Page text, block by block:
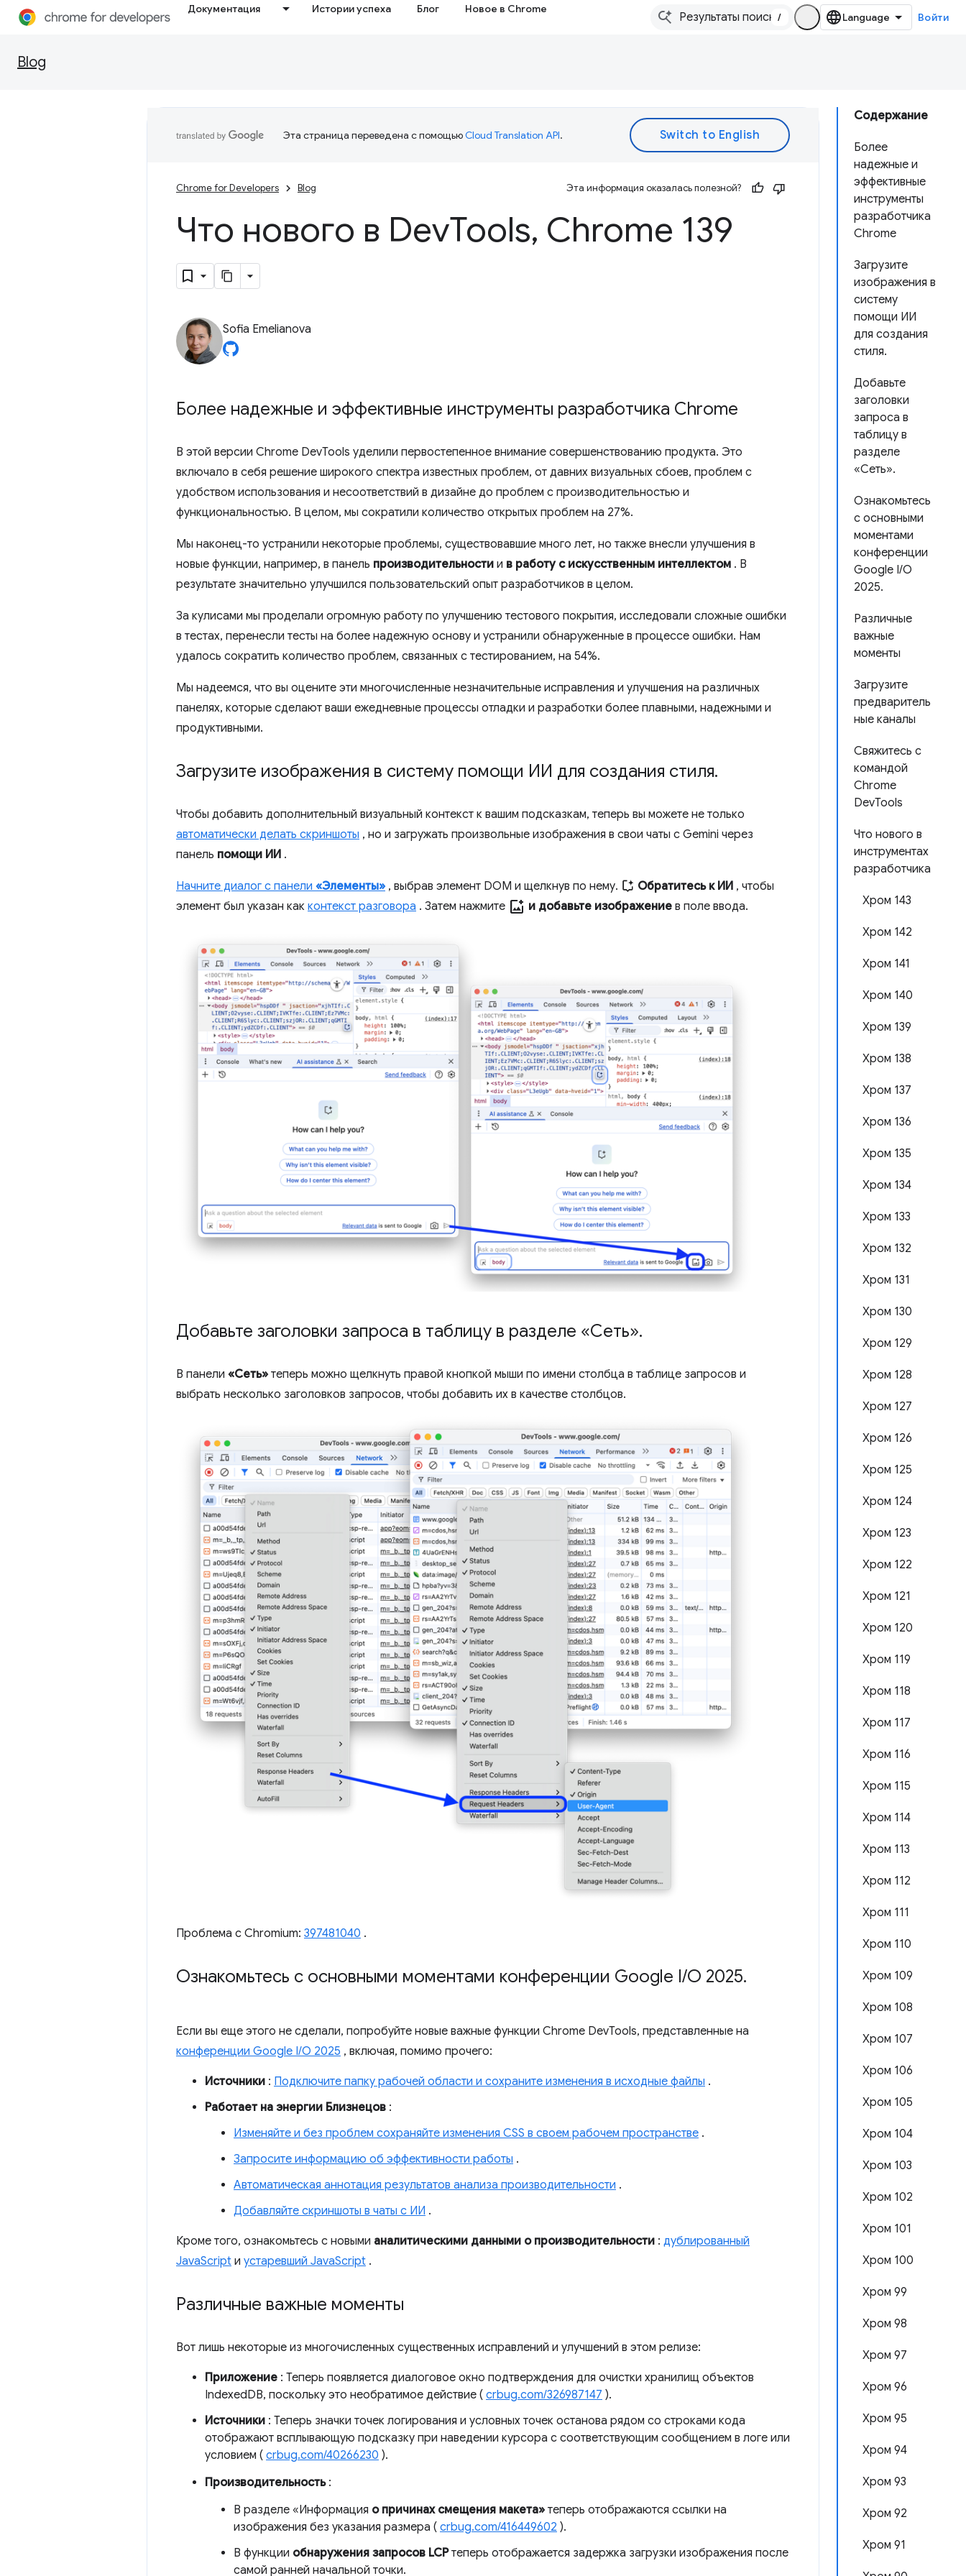
Документация Истории успеха Блог Новое в Chrome
/ Войти
Blog
Содержание
Более
надежные и
эффективные
инструменты
разработчика
Chrome
Загрузите
изображения в
систему
помощи ИИ
для создания
стиля.
Добавьте
заголовки
запроса в
таблицу в
разделе
«Сеть».
Ознакомьтесь
с основными
моментами
конференции
Google I/O
2025.
Различные
важные
моменты
Загрузите
предваритель
ные каналы
Свяжитесь с
командой
Chrome
DevTools
Что нового в
инструментах
разработчика
Хром 143
Хром 142
Хром 141
Хром 140
Хром 139
Хром 138
Хром 137
Хром 136
Хром 135
Хром 134
Хром 133
Хром 132
Хром 131
Хром 130
Хром 129
Хром 128
Хром 127
Хром 126
Хром 125
Хром 124
Хром 123
Хром 122
Хром 121
Хром 120
Хром 119
Хром 118
Хром 117
Хром 116
Хром 115
Хром 114
Хром 113
Хром 112
Хром 111
Хром 110
Хром 109
Хром 108
Хром 107
Хром 106
Хром 105
Хром 104
Хром 103
Хром 102
Хром 101
Хром 100
Хром 99
Хром 98
Хром 97
Хром 96
Хром 95
Хром 94
Хром 93
Хром 92
Хром 91
Эта страница переведена с помощьюCloud Translation API.
Chrome for Developers Blog Эта информация оказалась полезной?
Что нового в DevTools, Chrome 139
Sofia Emelianova
Более надежные и эффективные инструменты разработчика Chrome
В этой версии Chrome DevTools уделили первостепенное внимание совершенствованию продукта. Это
включало в себя решение широкого спектра известных проблем, от давних визуальных сбоев, проблем с
удобством использования и несоответствий в дизайне до проблем с производительностью и
функциональностью. В целом, мы сократили количество открытых проблем на 27%.
Мы наконец-то устранили некоторые проблемы, существовавшие много лет, но также внесли улучшения в
новые функции, например, в панель производительности и в работу с искусственным интеллектом . В
результате значительно улучшился пользовательский опыт разработчиков в целом.
За кулисами мы проделали огромную работу по улучшению тестового покрытия, исследовали сложные ошибки
в тестах, перенесли тесты на более надежную основу и устранили обнаруженные в процессе ошибки. Нам
удалось сократить количество проблем, связанных с тестированием, на 54%.
Мы надеемся, что вы оцените эти многочисленные незначительные исправления и улучшения на различных
панелях, которые сделают ваши ежедневные процессы отладки и разработки более плавными, надежными и
продуктивными.
Загрузите изображения в систему помощи ИИ для создания стиля.
Чтобы добавить дополнительный визуальный контекст к вашим подсказкам, теперь вы можете не только
автоматически делать скриншоты , но и загружать произвольные изображения в свои чаты с Gemini через
панель помощи ИИ .
Начните диалог с панели «Элементы» , выбрав элемент DOM и щелкнув по нему. Обратитесь к ИИ , чтобы
элемент был указан как контекст разговора . Затем нажмите add_photo_alternate и добавьте изображение в поле ввода.
Добавьте заголовки запроса в таблицу в разделе «Сеть».
В панели «Сеть» теперь можно щелкнуть правой кнопкой мыши по имени столбца в таблице запросов и
выбрать несколько заголовков запросов, чтобы добавить их в качестве столбцов.
Проблема с Chromium: 397481040 .
Ознакомьтесь с основными моментами конференции Google I/O 2025.
Если вы еще этого не сделали, попробуйте новые важные функции Chrome DevTools, представленные на
конференции Google I/O 2025 , включая, помимо прочего:
Источники : Подключите папку рабочей области и сохраните изменения в исходные файлы .
Работает на энергии Близнецов :
Изменяйте и без проблем сохраняйте изменения CSS в своем рабочем пространстве .
Запросите информацию об эффективности работы .
Автоматическая аннотация результатов анализа производительности .
Добавляйте скриншоты в чаты с ИИ .
Кроме того, ознакомьтесь с новыми аналитическими данными о производительности : дублированный
JavaScript и устаревший JavaScript .
Различные важные моменты
Вот лишь некоторые из многочисленных существенных исправлений и улучшений в этом релизе:
Приложение : Теперь появляется диалоговое окно подтверждения для очистки хранилищ объектов
IndexedDB, поскольку это необратимое действие ( crbug.com/326987147 ).
Источники : Теперь значки точек логирования и условных точек останова рядом со строками кода
отображают всплывающую подсказку при наведении курсора с соответствующим сообщением в логе или
условием ( crbug.com/40266230 ).
Производительность:
В разделе «Информация о причинах смещения макета» теперь отображаются ссылки на
изображения без указания размера ( crbug.com/416449602 ).
В функции обнаружения запросов LCPтеперь отображается задержка загрузки изображения после
самой ранней начальной точки.